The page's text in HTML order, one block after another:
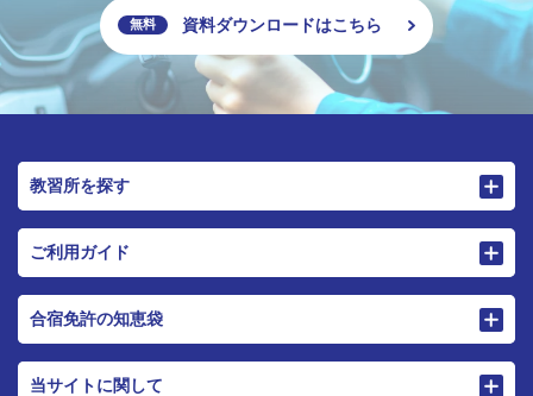
無料 資料ダウンロードはこちら
教習所を探す
ご利用ガイド
合宿免許の知恵袋
当サイトに関して